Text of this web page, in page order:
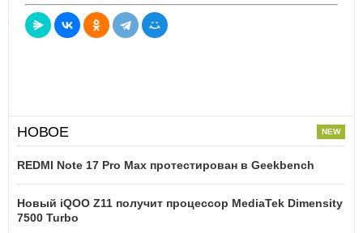
НОВОЕ
REDMI Note 17 Pro Max протестирован в Geekbench
Новый iQOO Z11 получит процессор MediaTek Dimensity
7500 Turbo